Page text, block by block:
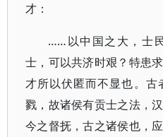
才：
……以中国之大，士
士，可以共济时艰？特患
才所以伏匿而不显也。古
戮，故诸侯有贡士之法，
今之督抚，古之诸侯也，